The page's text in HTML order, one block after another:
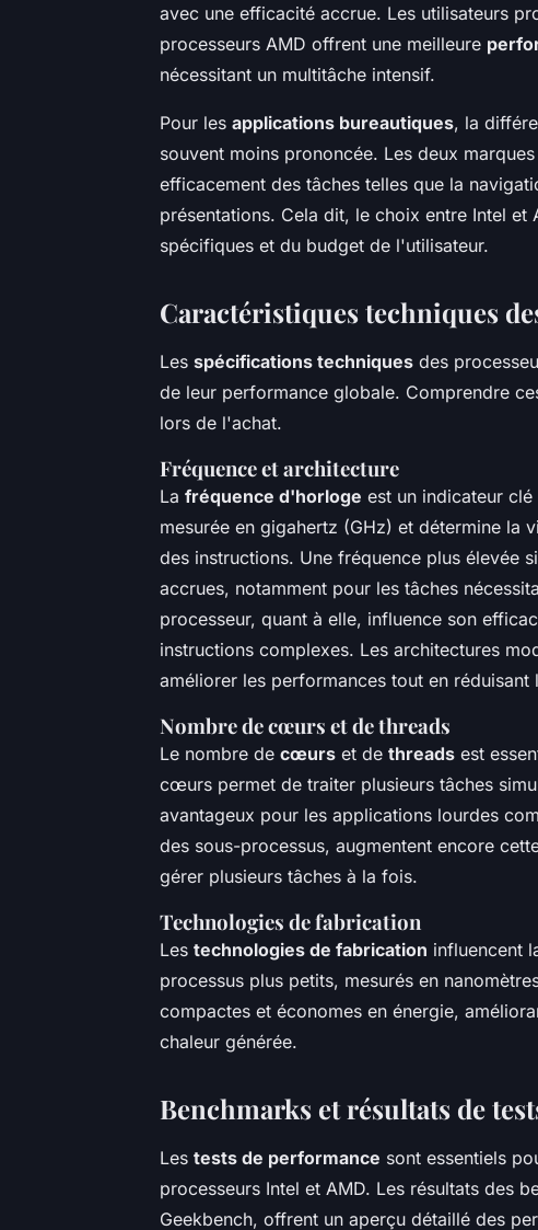
avec une efficacité accrue. Les utilisateurs
processeurs AMD offrent une meilleure
nécessitant un multitâche intensif.
Pour les applications bureautiques, la
souvent moins prononcée. Les deux
efficacement des tâches telles que la
présentations. Cela dit, le choix entre Intel et
spécifiques et du budget de l'utilisateur.
Caractéristiques techniques
Les spécifications techniques des
de leur performance globale. Comprendre
lors de l'achat.
Fréquence et architecture
La fréquence d'horloge est un indicateur
mesurée en gigahertz (GHz) et détermine la
des instructions. Une fréquence plus élevée
accrues, notamment pour les tâches
processeur, quant à elle, influence son
instructions complexes. Les architectures
améliorer les performances tout en
Nombre de cœurs et de threads
Le nombre de cœurs et de threads est
cœurs permet de traiter plusieurs tâches
avantageux pour les applications lourdes
des sous-processus, augmentent encore
gérer plusieurs tâches à la fois.
Technologies de fabrication
Les technologies de fabrication influencent
processus plus petits, mesurés en
compactes et économes en énergie,
chaleur générée.
Benchmarks et résultats de
Les tests de performance sont essentiels
processeurs Intel et AMD. Les résultats des
Geekbench, offrent un aperçu détaillé des